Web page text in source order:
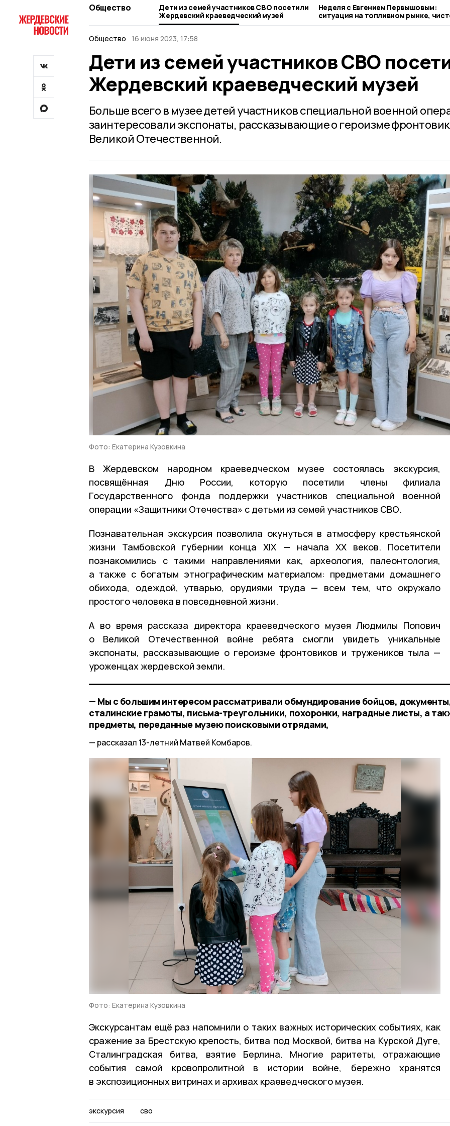
Общество
Дети из семей участников СВО посетили
Жердевский краеведческий музей
Неделя с Евгением Первышовым:
ситуация на топливном рынке,
городе и приоритеты образования
Общество
16 июня 2023, 17:58
Дети из семей участников СВО
Жердевский краеведческий музей
Больше всего в музее детей участников специальной военной
заинтересовали экспонаты, рассказывающие о героизме
Великой Отечественной.
Фото: Екатерина Кузовкина
В Жердевском народном краеведческом музее состоялась экскурсия,
посвящённая Дню России, которую посетили члены филиала
Государственного фонда поддержки участников специальной военной
операции «Защитники Отечества» с детьми из семей участников СВО.
Познавательная экскурсия позволила окунуться в атмосферу крестьянской
жизни Тамбовской губернии конца XIX — начала XX веков. Посетители
познакомились с такими направлениями как, археология, палеонтология,
а также с богатым этнографическим материалом: предметами домашнего
обихода, одеждой, утварью, орудиями труда — всем тем, что окружало
простого человека в повседневной жизни.
А во время рассказа директора краеведческого музея Людмилы Попович
о Великой Отечественной войне ребята смогли увидеть уникальные
экспонаты, рассказывающие о героизме фронтовиков и тружеников тыла —
уроженцах жердевской земли.
— Мы с большим интересом рассматривали обмундирование бойцов,
сталинские грамоты, письма-треугольники, похоронки, наградные листы, а
предметы, переданные музею поисковыми отрядами,
рассказал 13-летний Матвей Комбаров.
Фото: Екатерина Кузовкина
Экскурсантам ещё раз напомнили о таких важных исторических событиях, как
сражение за Брестскую крепость, битва под Москвой, битва на Курской Дуге,
Сталинградская битва, взятие Берлина. Многие раритеты, отражающие
события самой кровопролитной в истории войне, бережно хранятся
в экспозиционных витринах и архивах краеведческого музея.
экскурсия сво